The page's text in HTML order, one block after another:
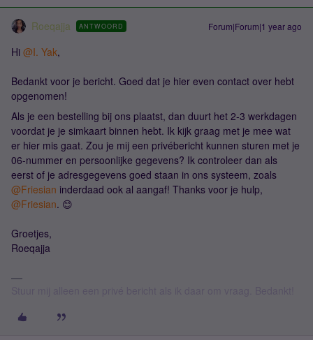
Roeqajja ANTWOORD Forum|Forum|1 year ago
Hi ​ @I. Yak,
Bedankt voor je bericht. Goed dat je hier even contact over hebt
opgenomen!
Als je een bestelling bij ons plaatst, dan duurt het 2-3 werkdagen
voordat je je simkaart binnen hebt. Ik kijk graag met je mee wat
er hier mis gaat. Zou je mij een privébericht kunnen sturen met je
06-nummer en persoonlijke gegevens? Ik controleer dan als
eerst of je adresgegevens goed staan in ons systeem, zoals ​
@Friesian inderdaad ook al aangaf! Thanks voor je hulp, ​
@Friesian. 😊
Groetjes,
Roeqajja